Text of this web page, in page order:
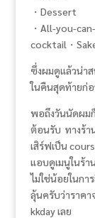
・Dessert
・All-you-
cocktail・
ซึ่งผมดูแล้วน่าส
ในคืนสุดท้ายก่
พอถึงวันนัดผม
ต้อนรับ ทางร้า
เสิร์ฟเป็น
แอบดูเมนูในร้า
ไม่ใช่น้อยในกา
ลุ้นครับว่าราค
kkday เลย